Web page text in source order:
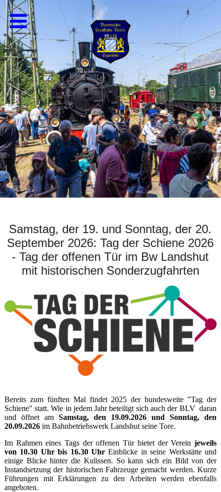
Samstag, der 19. und Sonntag, der 20.
September 2026: Tag der Schiene 2026
- Tag der offenen Tür im Bw Landshut
mit historischen Sonderzugfahrten
Bereits zum fünften Mal findet 2025 der bundesweite "Tag der
Schiene" statt. Wie in jedem Jahr beteiligt sich auch der BLV daran
und öffnet am Samstag, den 19.09.2026 und Sonntag, den
20.09.2026im Bahnbetriebswerk Landshut seine Tore.
Im Rahmen eines Tags der offenen Tür bietet der Verein jeweils
von 10.30 Uhr bis 16.30 UhrEinblicke in seine Werkstätte und
einige Blicke hinter die Kulissen. So kann sich ein Bild von der
Instandsetzung der historischen Fahrzeuge gemacht werden. Kurze
Führungen mit Erklärungen zu den Arbeiten werden ebenfalls
angeboten.